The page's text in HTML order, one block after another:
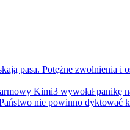
pasa. Potężne zwolnienia i
Kimi3 wywołał panikę
nie powinno dyktować